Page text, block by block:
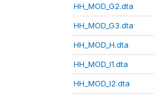
HH_MOD_G2.dta
HH_MOD_G3.dta
HH_MOD_H.dta
HH_MOD_I1.dta
HH_MOD_I2.dta